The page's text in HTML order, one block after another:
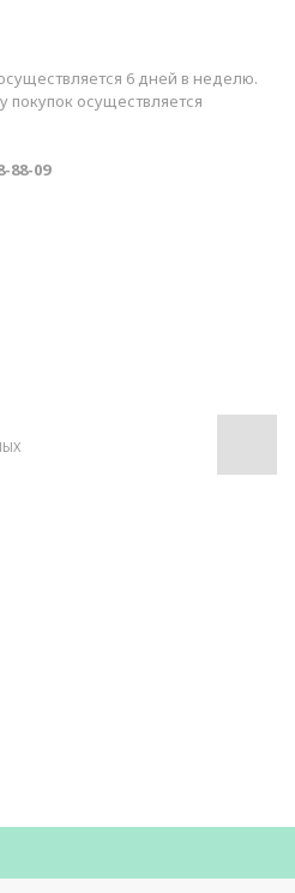
6 дней в неделю.
покупок осуществляется
88-09